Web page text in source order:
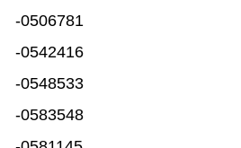
-0506781
-0542416
-0548533
-0583548